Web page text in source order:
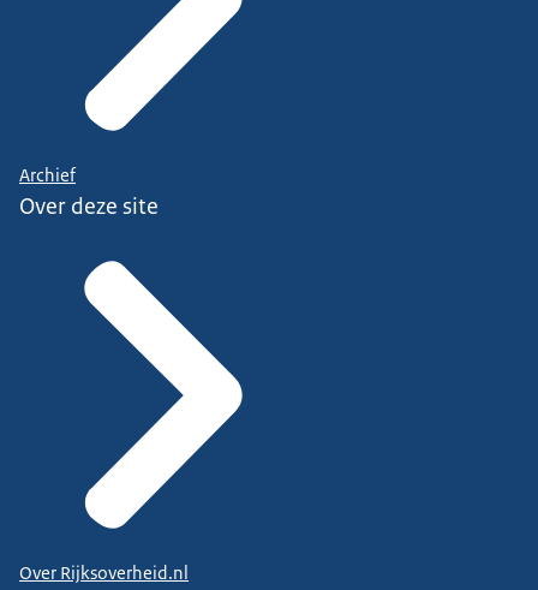
Archief
Over deze site
Over Rijksoverheid.nl